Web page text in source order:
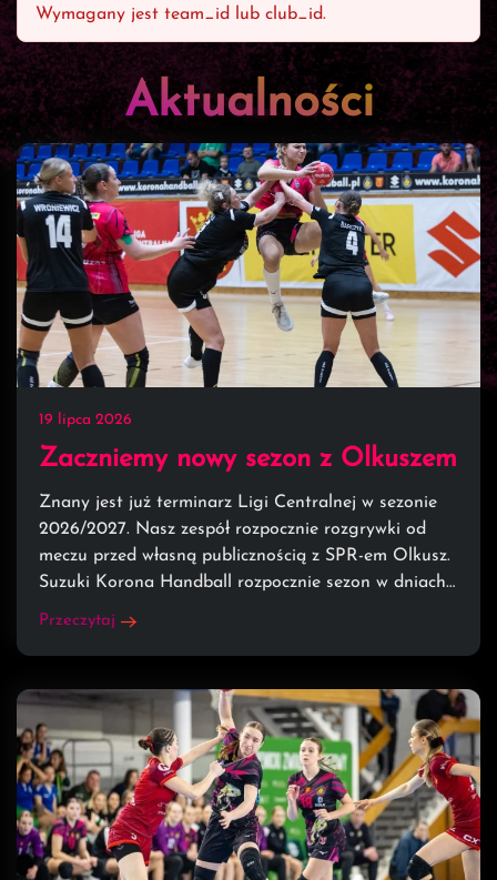
Wymagany jest team_id lub club_id.
Aktualności
19 lipca 2026
Zaczniemy nowy sezon z Olkuszem
Znany jest już terminarz Ligi Centralnej w sezonie
2026/2027. Nasz zespół rozpocznie rozgrywki od
meczu przed własną publicznością z SPR-em Olkusz.
Suzuki Korona Handball rozpocznie sezon w dniach…
Przeczytaj